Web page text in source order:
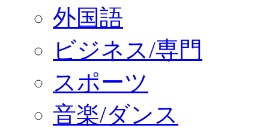
外国語
ビジネス/専門
スポーツ
音楽/ダンス